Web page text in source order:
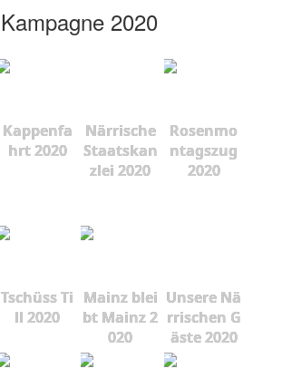
Kampagne 2020
Kappenfa
hrt 2020
Närrische
Staatskan
zlei 2020
Rosenmo
ntagszug
2020
Tschüss Ti
ll 2020
Mainz blei
bt Mainz 2
020
Unsere Nä
rrischen G
äste 2020